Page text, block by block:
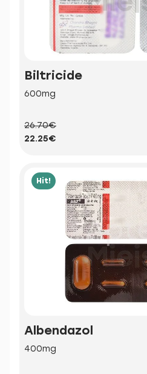
Biltricide
600mg
26.70€
22.25€
Hit!
Albendazol
400mg